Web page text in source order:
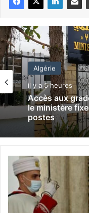
Algérie
il y a 5 heures
Accès aux
le ministère
postes
M
i